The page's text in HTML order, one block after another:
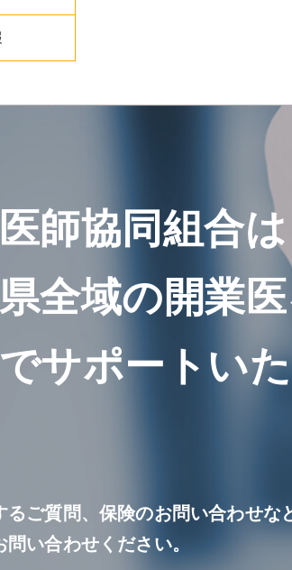
師協同組合は
全域の開業
サポートい
るご質問、保険のお問い合わせな
問い合わせください。